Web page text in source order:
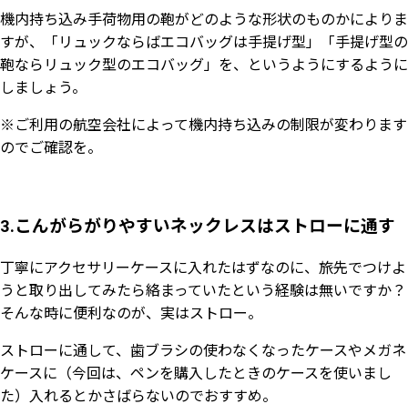
機内持ち込み手荷物用の鞄がどのような形状のものかによりま
すが、「リュックならばエコバッグは手提げ型」「手提げ型の
鞄ならリュック型のエコバッグ」を、というようにするように
しましょう。
※ご利用の航空会社によって機内持ち込みの制限が変わります
のでご確認を。
3.こんがらがりやすいネックレスはストローに通す
丁寧にアクセサリーケースに入れたはずなのに、旅先でつけよ
うと取り出してみたら絡まっていたという経験は無いですか？
そんな時に便利なのが、実はストロー。
ストローに通して、歯ブラシの使わなくなったケースやメガネ
ケースに（今回は、ペンを購入したときのケースを使いまし
た）入れるとかさばらないのでおすすめ。